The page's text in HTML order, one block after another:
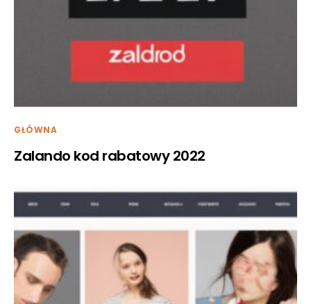
GŁÓWNA
Zalando kod rabatowy 2022